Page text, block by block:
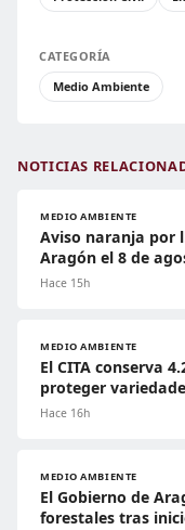
CATEGORÍA
Medio Ambiente
NOTICIAS
MEDIO AMBIENTE
Aviso naranja por
Aragón el 8 de
Hace 15h
MEDIO AMBIENTE
El CITA conserva
proteger
Hace 16h
MEDIO AMBIENTE
El Gobierno de
forestales tras